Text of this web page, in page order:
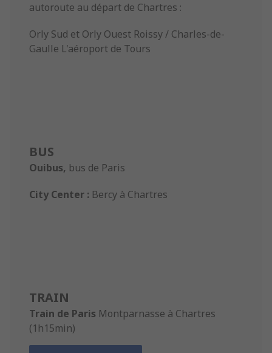
autoroute au départ de Chartres :
Orly Sud et Orly Ouest Roissy / Charles-de-
Gaulle L'aéroport de Tours
BUS
Ouibus, bus de Paris
City Center : Bercy à Chartres
TRAIN
Train de Paris Montparnasse à Chartres
(1h15min)